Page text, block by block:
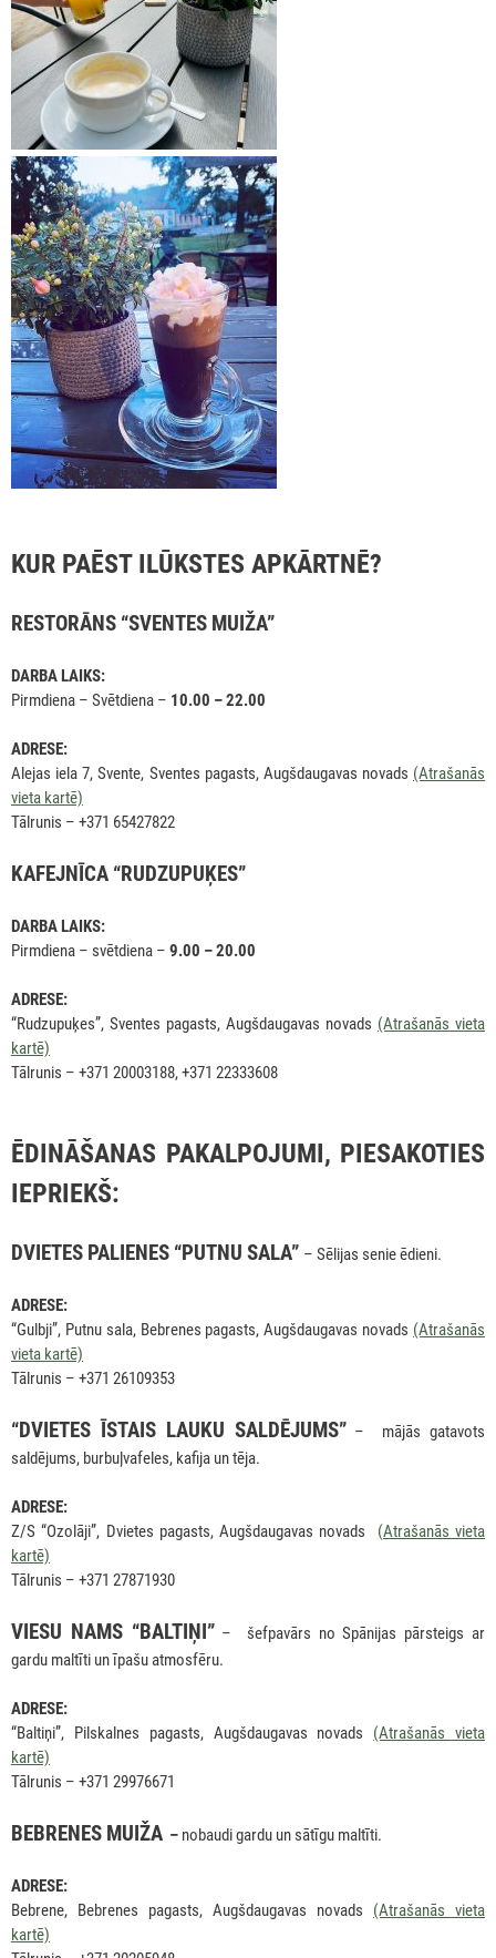
KUR PAĒST ILŪKSTES APKĀRTNĒ?
RESTORĀNS “SVENTES MUIŽA”
DARBA LAIKS:
Pirmdiena – Svētdiena – 10.00 – 22.00
ADRESE:
Alejas iela 7, Svente, Sventes pagasts, Augšdaugavas novads (Atrašanās
vieta kartē)
Tālrunis – +371 65427822
KAFEJNĪCA “RUDZUPUĶES”
DARBA LAIKS:
Pirmdiena – svētdiena – 9.00 – 20.00
ADRESE:
“Rudzupuķes”, Sventes pagasts, Augšdaugavas novads (Atrašanās vieta
kartē)
Tālrunis – +371 20003188, +371 22333608
ĒDINĀŠANAS PAKALPOJUMI, PIESAKOTIES
IEPRIEKŠ:
DVIETES PALIENES “PUTNU SALA” – Sēlijas senie ēdieni.
ADRESE:
“Gulbji”, Putnu sala, Bebrenes pagasts, Augšdaugavas novads (Atrašanās
vieta kartē)
Tālrunis – +371 26109353
“DVIETES ĪSTAIS LAUKU SALDĒJUMS”– mājās gatavots
saldējums, burbuļvafeles, kafija un tēja.
ADRESE:
Z/S “Ozolāji”, Dvietes pagasts, Augšdaugavas novads (Atrašanās vieta
kartē)
Tālrunis – +371 27871930
VIESU NAMS “BALTIŅI”– šefpavārs no Spānijas pārsteigs ar
gardu maltīti un īpašu atmosfēru.
ADRESE:
“Baltiņi”, Pilskalnes pagasts, Augšdaugavas novads (Atrašanās vieta
kartē)
Tālrunis – +371 29976671
BEBRENES MUIŽA – nobaudi gardu un sātīgu maltīti.
ADRESE:
Bebrene, Bebrenes pagasts, Augšdaugavas novads (Atrašanās vieta
kartē)